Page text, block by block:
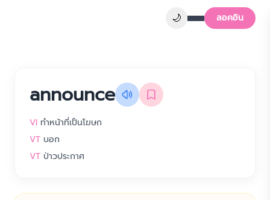
🌙 ลอคอิน
announce
VI ทำหน้าที่เป็นโฆษก
VT บอก
VT ป่าวประกาศ